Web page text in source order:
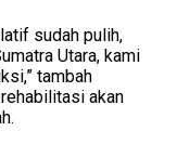
sudah pulih,
Utara, kami
tambah
akan